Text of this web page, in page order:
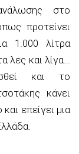
στο
προτείνει
1.000 λίτρα
και λίγα…
και το
κάνει
επείγει μια